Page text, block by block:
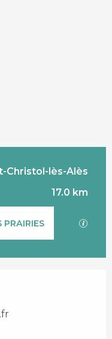
Christol-lès-Alès
17.0 km
PRAIRIES Met